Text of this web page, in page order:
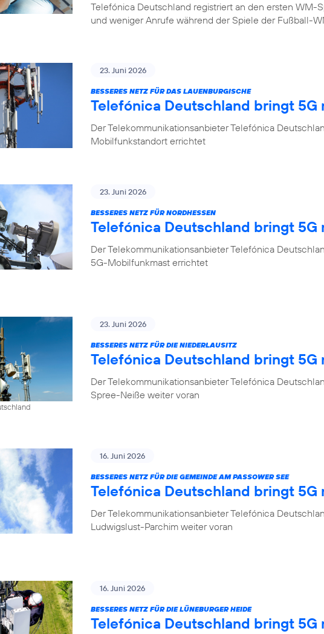
Telefónica Deutschland registriert an den ersten WM-
und weniger Anrufe während der Spiele der Fußball-
23. Juni 2026
BESSERES NETZ FÜR DAS LAUENBURGISCHE
Telefónica Deutschland bringt 5G
Der Telekommunikationsanbieter Telefónica
Mobilfunkstandort errichtet
23. Juni 2026
BESSERES NETZ FÜR NORDHESSEN
Telefónica Deutschland bringt 5G
Der Telekommunikationsanbieter Telefónica
5G-Mobilfunkmast errichtet
23. Juni 2026
BESSERES NETZ FÜR DIE NIEDERLAUSITZ
Telefónica Deutschland bringt 5G
Der Telekommunikationsanbieter Telefónica
Spree-Neiße weiter voran
16. Juni 2026
BESSERES NETZ FÜR DIE GEMEINDE AM PASSOWER SEE
Telefónica Deutschland bringt 5G
Der Telekommunikationsanbieter Telefónica
Ludwigslust-Parchim weiter voran
16. Juni 2026
BESSERES NETZ FÜR DIE LÜNEBURGER HEIDE
Telefónica Deutschland bringt 5G